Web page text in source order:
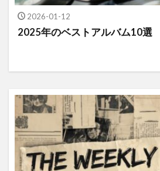
2026-01-12
2025年のベストアルバム10選